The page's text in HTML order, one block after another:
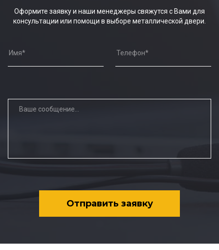
Оформите заявку и наши менеджеры свяжутся с Вами для
консультации или помощи в выборе металлической двери.
Отправить заявку